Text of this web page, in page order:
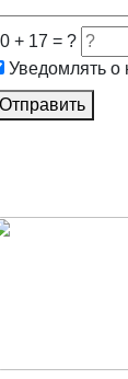
+ 17 = ?
Уведомлять о
Отправить